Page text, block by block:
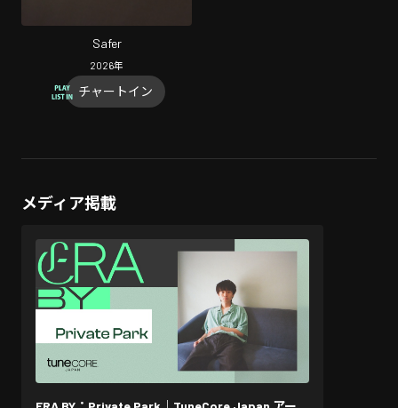
Safer
2026年
チャートイン
メディア掲載